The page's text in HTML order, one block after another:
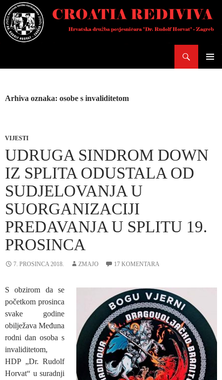
Skoči
do
sadržaja
Arhiva oznaka: osobe s invaliditetom
VIJESTI
UDRUGA SINDROM DOWN
IZ SPLITA ODUSTALA OD
SUDJELOVANJA U
SUORGANIZACIJI
PREDAVANJA U SPLITU 19.
PROSINCA
7. PROSINCA 2018. ZMAJO 17 KOMENTARA
S obzirom da se
početkom prosinca
svake godine
obilježava Međuna
rodni dan osoba s
invaliditetom,
HDP „Dr. Rudolf
Horvat“ u suradnji